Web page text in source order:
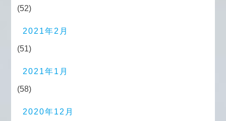
(52)
2021年2月
(51)
2021年1月
(58)
2020年12月